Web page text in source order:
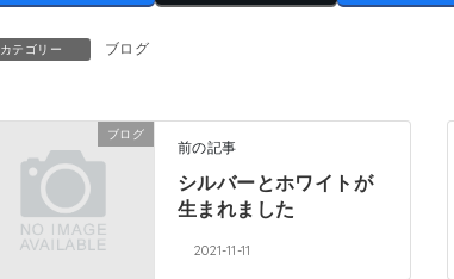
カテゴリー ブログ
ブログ
前の記事
シルバーとホワイトが
生まれました
2021-11-11